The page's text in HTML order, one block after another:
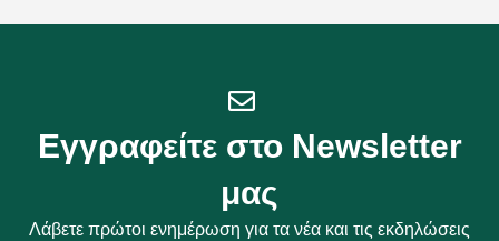
Εγγραφείτε στο Newsletter
μας
Λάβετε πρώτοι ενημέρωση για τα νέα και τις εκδηλώσεις